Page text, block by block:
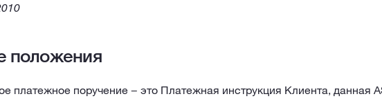
положения
платежное поручение − это Платежная инструкция Клиента, данная